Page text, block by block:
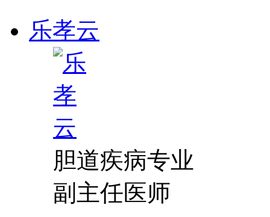
乐孝云
胆道疾病专业
副主任医师